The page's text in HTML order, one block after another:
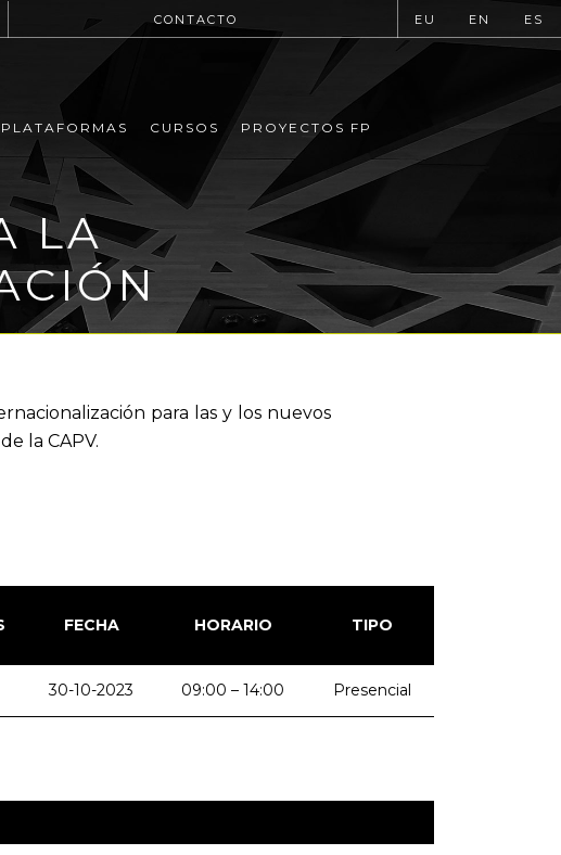
CONTACTO EU EN ES
PLATAFORMAS CURSOS PROYECTOS FP
LA
para las y los nuevos
la CAPV.
FECHA HORARIO TIPO
30-10-2023 09:00 – 14:00 Presencial